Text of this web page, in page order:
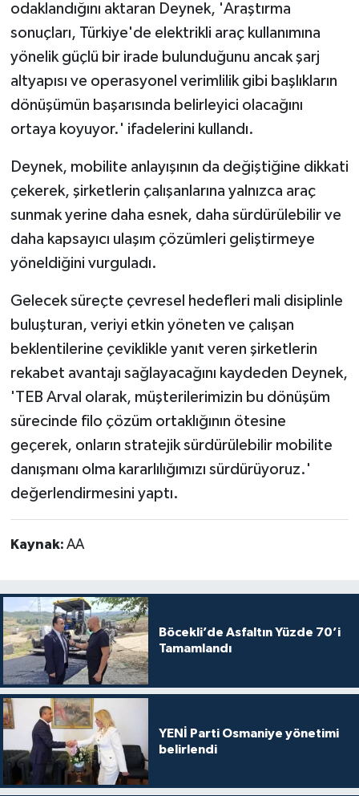
odaklandığını aktaran Deynek, 'Araştırma
sonuçları, Türkiye'de elektrikli araç kullanımına
yönelik güçlü bir irade bulunduğunu ancak şarj
altyapısı ve operasyonel verimlilik gibi başlıkların
dönüşümün başarısında belirleyici olacağını
ortaya koyuyor.' ifadelerini kullandı.
Deynek, mobilite anlayışının da değiştiğine dikkati
çekerek, şirketlerin çalışanlarına yalnızca araç
sunmak yerine daha esnek, daha sürdürülebilir ve
daha kapsayıcı ulaşım çözümleri geliştirmeye
yöneldiğini vurguladı.
Gelecek süreçte çevresel hedefleri mali disiplinle
buluşturan, veriyi etkin yöneten ve çalışan
beklentilerine çeviklikle yanıt veren şirketlerin
rekabet avantajı sağlayacağını kaydeden Deynek,
'TEB Arval olarak, müşterilerimizin bu dönüşüm
sürecinde filo çözüm ortaklığının ötesine
geçerek, onların stratejik sürdürülebilir mobilite
danışmanı olma kararlılığımızı sürdürüyoruz.'
değerlendirmesini yaptı.
Kaynak: AA
Böcekli’de Asfaltın Yüzde 70’i
Tamamlandı
YENİ Parti Osmaniye yönetimi
belirlendi